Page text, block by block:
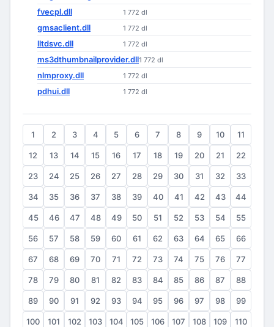
fvecpl.dll 1 772 dl
gmsaclient.dll 1 772 dl
lltdsvc.dll 1 772 dl
ms3dthumbnailprovider.dll1 772 dl
nlmproxy.dll 1 772 dl
pdhui.dll 1 772 dl
1 2 3 4 5 6 7 8 9 10 11
12 13 14 15 16 17 18 19 20 21 22
23 24 25 26 27 28 29 30 31 32 33
34 35 36 37 38 39 40 41 42 43 44
45 46 47 48 49 50 51 52 53 54 55
56 57 58 59 60 61 62 63 64 65 66
67 68 69 70 71 72 73 74 75 76 77
78 79 80 81 82 83 84 85 86 87 88
89 90 91 92 93 94 95 96 97 98 99
100 101 102 103 104 105 106 107 108 109 110